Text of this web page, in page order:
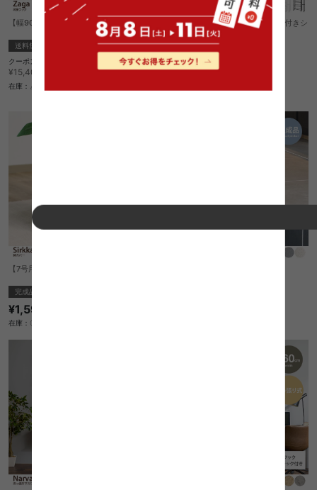
【幅90cm】Zaga 2段ラック
送料無料
クーポン利用で
¥15,400→ ¥13,090
在庫：△
【幅70cm】Tito 傘立て・引き出し付きシ
ューズラック
送料無料
【7号用】Sirkka 鉢カバー
完成品
¥1,590
在庫：〇